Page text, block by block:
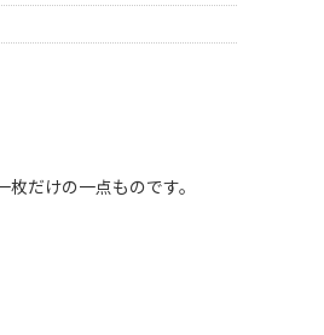
だけの一点ものです。